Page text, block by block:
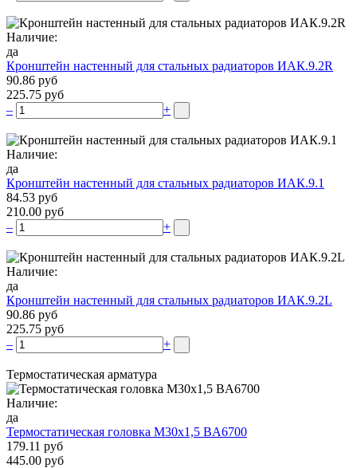
Наличие:
да
Кронштейн настенный для стальных радиаторов ИАК.9.2R
90.86 руб
225.75 руб
–
+
Наличие:
да
Кронштейн настенный для стальных радиаторов ИАК.9.1
84.53 руб
210.00 руб
–
+
Наличие:
да
Кронштейн настенный для стальных радиаторов ИАК.9.2L
90.86 руб
225.75 руб
–
+
Термостатическая арматура
Наличие:
да
Термостатическая головка М30х1,5 BA6700
179.11 руб
445.00 руб